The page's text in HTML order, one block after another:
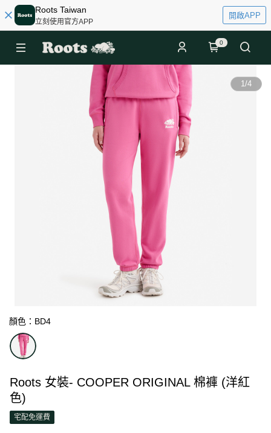
Roots Taiwan
立刻使用官方APP
開啟APP
0
1/4
顏色：BD4
Roots 女裝- COOPER ORIGINAL 棉褲 (洋紅
色)
宅配免運費